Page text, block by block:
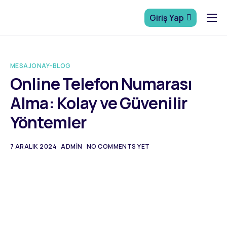
Numara Kiralama
Blog
İletişim
Giriş Yap
MESAJONAY-BLOG
Online Telefon Numarası
Alma: Kolay ve Güvenilir
Yöntemler
7 ARALIK 2024 ADMIN NO COMMENTS YET